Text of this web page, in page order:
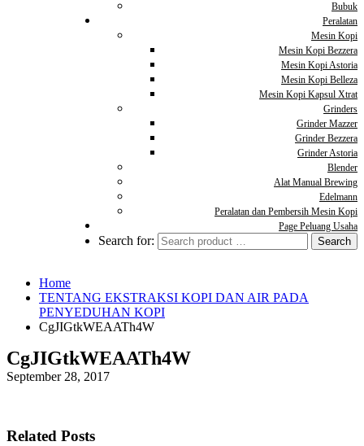
Bubuk
Peralatan
Mesin Kopi
Mesin Kopi Bezzera
Mesin Kopi Astoria
Mesin Kopi Belleza
Mesin Kopi Kapsul Xtrat
Grinders
Grinder Mazzer
Grinder Bezzera
Grinder Astoria
Blender
Alat Manual Brewing
Edelmann
Peralatan dan Pembersih Mesin Kopi
Page Peluang Usaha
Search for:
Home
TENTANG EKSTRAKSI KOPI DAN AIR PADA
PENYEDUHAN KOPI
CgJIGtkWEAATh4W
CgJIGtkWEAATh4W
September 28, 2017
Related Posts